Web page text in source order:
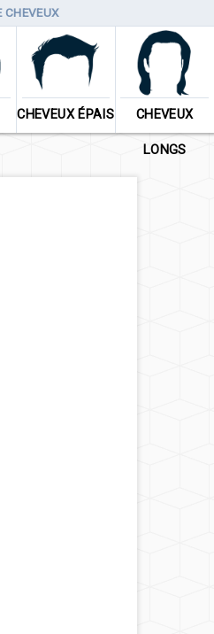
CHEVEUX
CHEVEUX ÉPAIS
CHEVEUX
LONGS